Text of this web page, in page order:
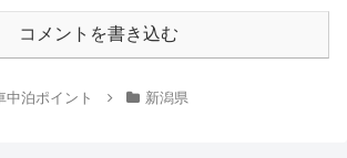
コメントを書き込む
中泊ポイント 新潟県